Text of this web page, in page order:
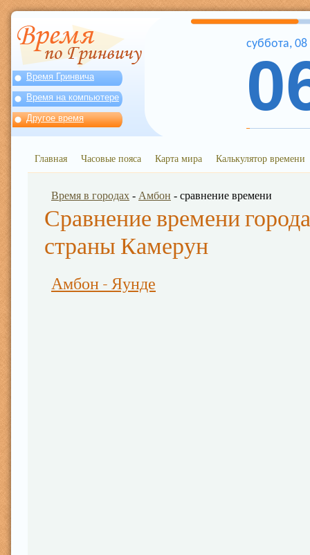
Время Гринвича
Время на компьютере
Другое время
суббота, 08
Главная Часовые пояса Карта мира Калькулятор времени
Время в городах - Амбон - сравнение времени
Сравнение времени
страны Камерун
Амбон - Яунде